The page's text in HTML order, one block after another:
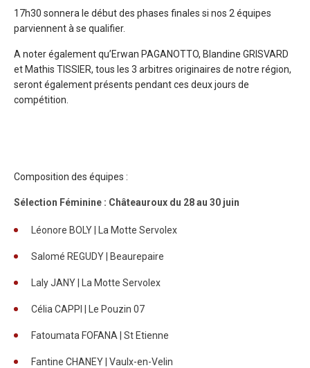
17h30 sonnera le début des phases finales si nos 2 équipes
parviennent à se qualifier.
A noter également qu’Erwan PAGANOTTO, Blandine GRISVARD
et Mathis TISSIER, tous les 3 arbitres originaires de notre région,
seront également présents pendant ces deux jours de
compétition.
Composition des équipes :
Sélection Féminine : Châteauroux du 28 au 30 juin
Léonore BOLY | La Motte Servolex
Salomé REGUDY | Beaurepaire
Laly JANY | La Motte Servolex
Célia CAPPI | Le Pouzin 07
Fatoumata FOFANA | St Etienne
Fantine CHANEY | Vaulx-en-Velin